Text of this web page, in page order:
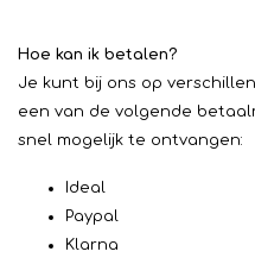
Hoe kan ik betalen?
Je kunt bij ons op
een van de volgende
snel mogelijk te ontvangen:
Ideal
Paypal
Klarna